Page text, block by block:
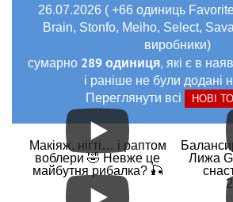
26.07.2026 ( +66 одиниць
Brain, Stonfo, Meiho, Select,
виробники)
сумарно 289 одиниця, які є в
і раніше не були додані
Переглянути всі
НОВІ
Макіяж, нігті… і раптом
воблери 🤣 Невже це
майбутня рибалка? 🎣
Лижа